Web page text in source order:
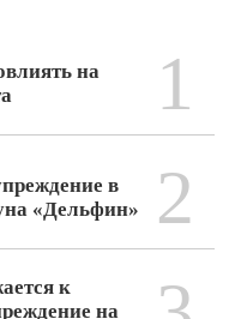
на
1
в
«Дельфин»
2
к
на